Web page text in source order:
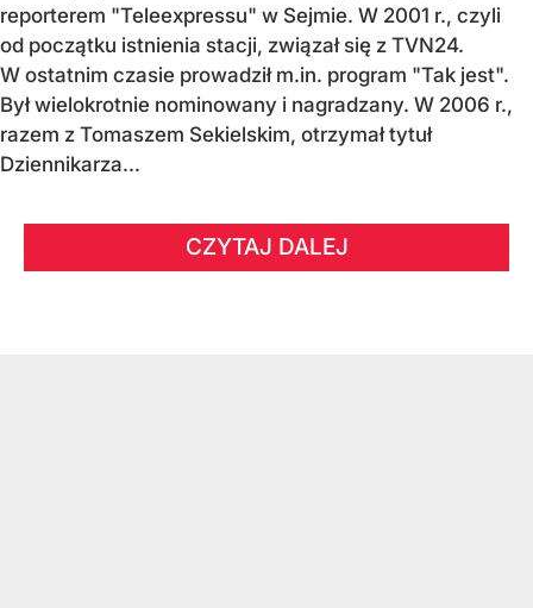
reporterem "Teleexpressu" w Sejmie. W 2001 r., czyli
od początku istnienia stacji, związał się z TVN24.
W ostatnim czasie prowadził m.in. program "Tak jest".
Był wielokrotnie nominowany i nagradzany. W 2006 r.,
razem z Tomaszem Sekielskim, otrzymał tytuł
Dziennikarza...
CZYTAJ DALEJ